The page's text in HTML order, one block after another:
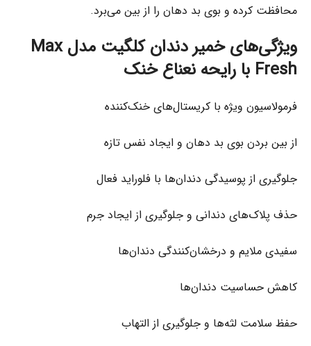
محافظت کرده و بوی بد دهان را از بین می‌برد.
ویژگی‌های خمیر دندان کلگیت مدل Max
Fresh با رایحه نعناع خنک
فرمولاسیون ویژه با کریستال‌های خنک‌کننده
از بین بردن بوی بد دهان و ایجاد نفس تازه
جلوگیری از پوسیدگی دندان‌ها با فلوراید فعال
حذف پلاک‌های دندانی و جلوگیری از ایجاد جرم
سفیدی ملایم و درخشان‌کنندگی دندان‌ها
کاهش حساسیت دندان‌ها
حفظ سلامت لثه‌ها و جلوگیری از التهاب